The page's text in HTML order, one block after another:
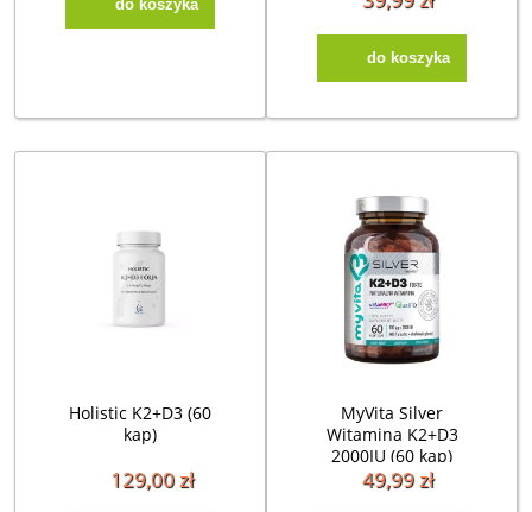
do koszyka
do koszyka
Holistic K2+D3 (60
kap)
129,00 zł
MyVita Silver
Witamina K2+D3
2000IU (60 kap)
49,99 zł